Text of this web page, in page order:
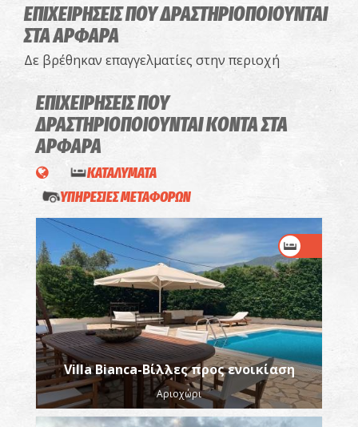
ΕΠΙΧΕΙΡΗΣΕΙΣ ΠΟΥ ΔΡΑΣΤΗΡΙΟΠΟΙΟΥΝΤΑΙ
ΣΤΑ ΑΡΦΑΡΑ
Δε βρέθηκαν επαγγελματίες στην περιοχή
ΕΠΙΧΕΙΡΗΣΕΙΣ ΠΟΥ
ΔΡΑΣΤΗΡΙΟΠΟΙΟΥΝΤΑΙΚΟΝΤΑ ΣΤΑ
ΑΡΦΑΡΑ
ΚΑΤΑΛΥΜΑΤΑ
ΥΠΗΡΕΣΙΕΣ ΜΕΤΑΦΟΡΩΝ
Villa Bianca-Βίλλες προς ενοικίαση
Αριοχώρι